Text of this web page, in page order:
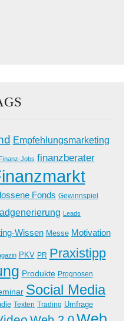
Empfehlungsmarketing
Finanz-Jobs finanzberater
Fonds Gewinnspiel
Leads
Wissen Messe Motivation
PKV PR Praxistipp
Produkte Prognosen
Social Media
Texten Trading Umfrage